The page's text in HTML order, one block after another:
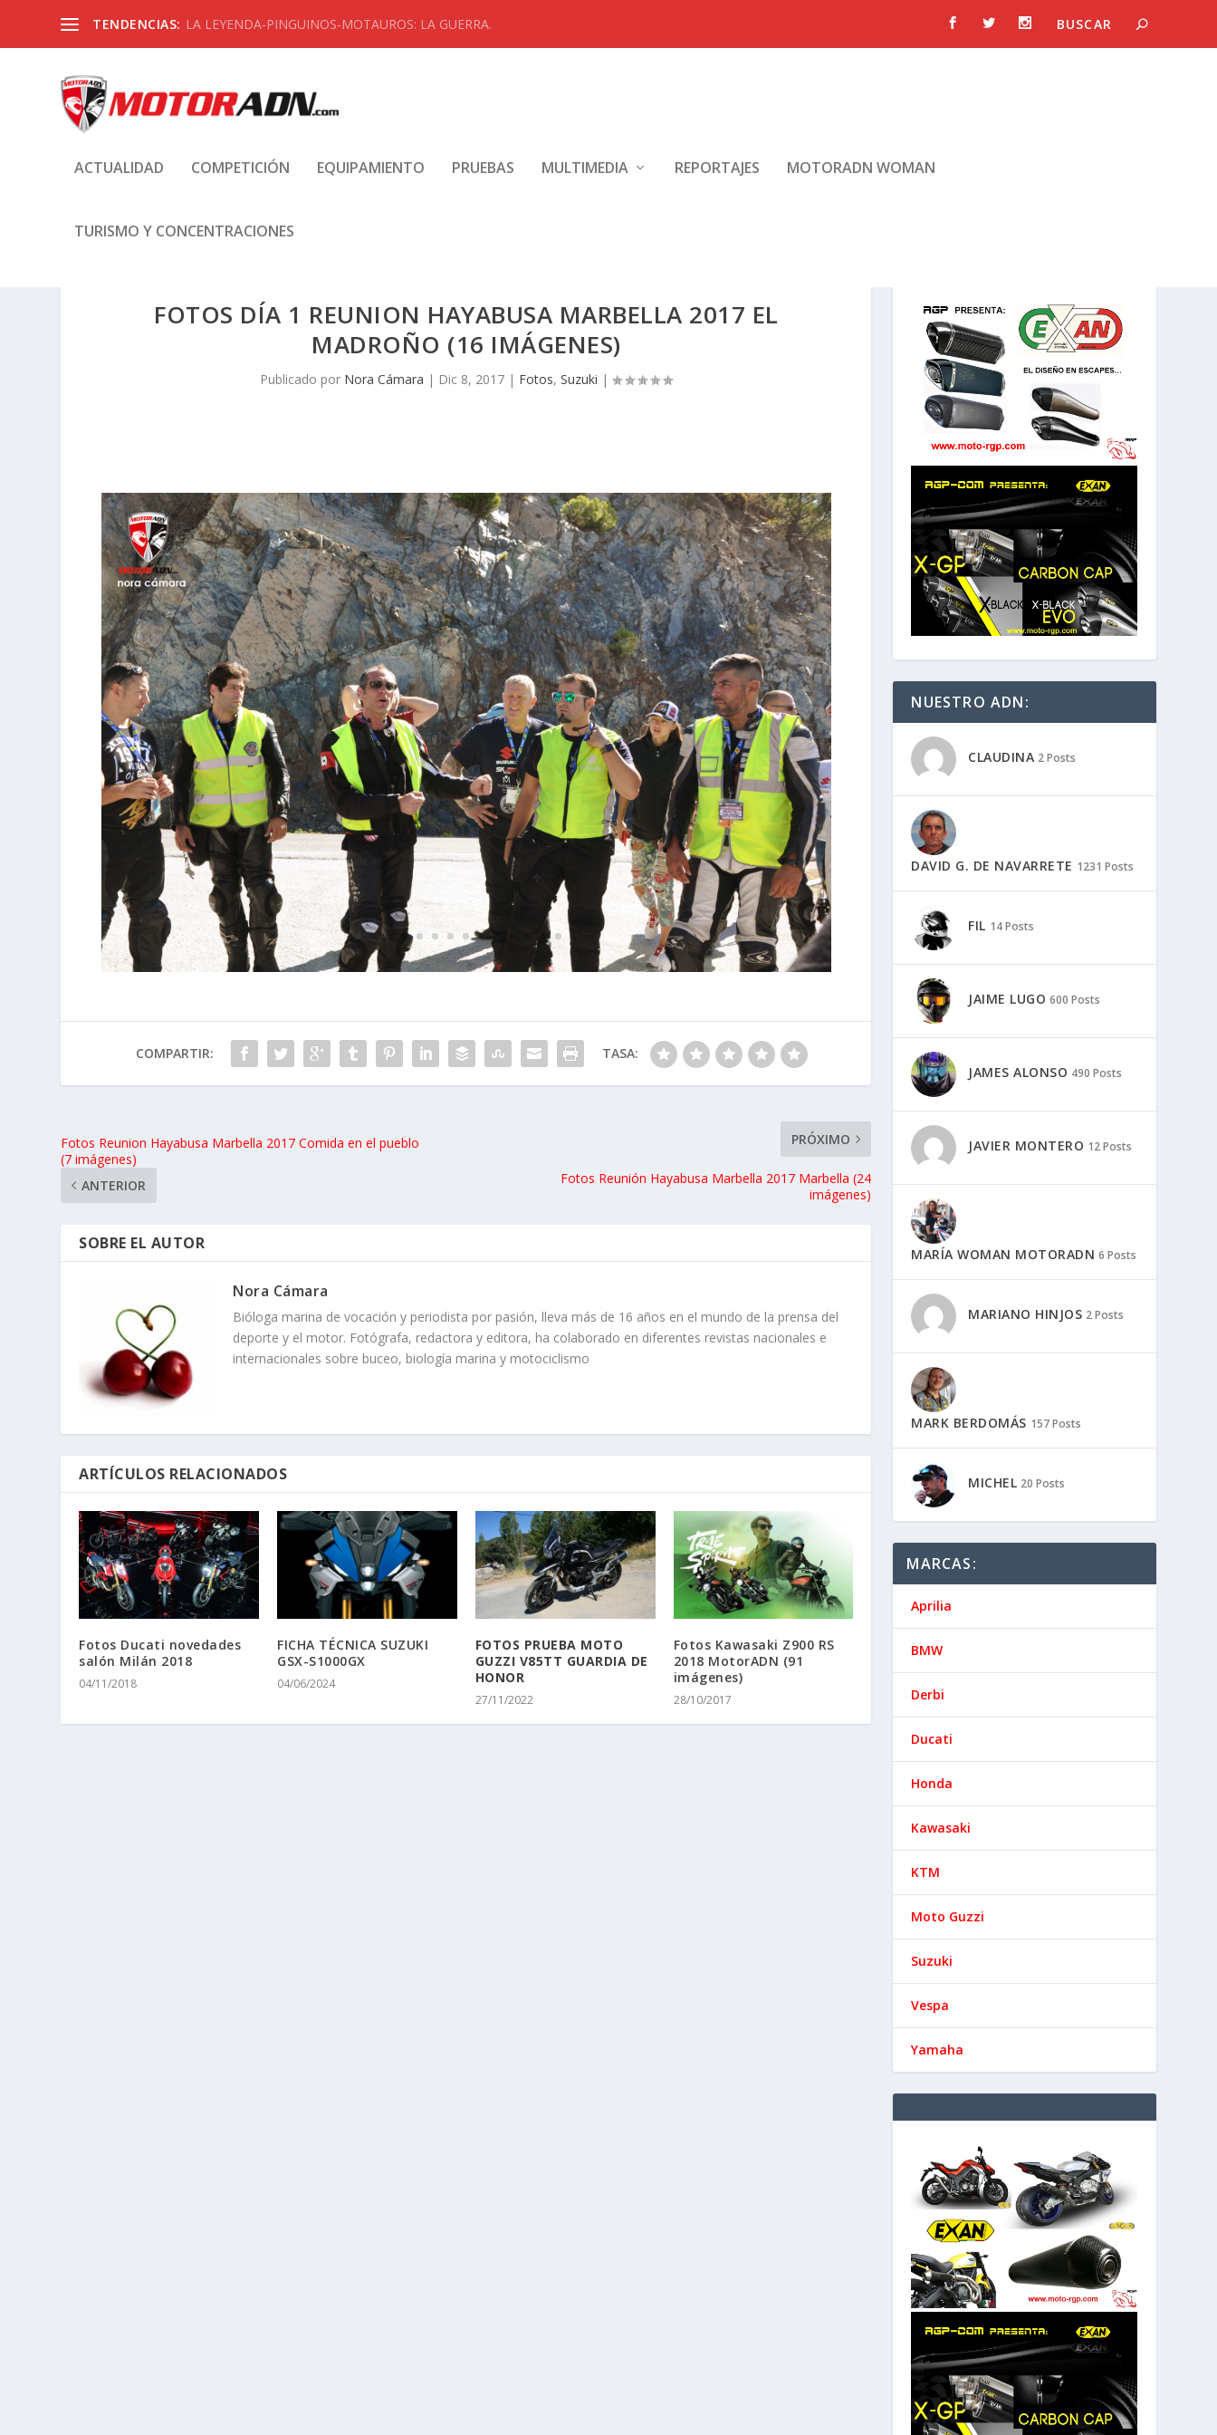
TENDENCIAS: LA LEYENDA-PINGUINOS-MOTAUROS: LA GUERRA.
ACTUALIDAD COMPETICIÓN EQUIPAMIENTO PRUEBAS MULTIMEDIA REPORTAJES MOTORADN WOMAN
TURISMO Y CONCENTRACIONES
FOTOS DÍA 1 REUNION HAYABUSA MARBELLA 2017 EL
MADROÑO (16 IMÁGENES)
Publicado por Nora Cámara | Dic 8, 2017 | Fotos,Suzuki |
COMPARTIR: TASA:
Fotos Reunion Hayabusa Marbella 2017 Comida en el pueblo
(7 imágenes)
ANTERIOR
PRÓXIMO
Fotos Reunión Hayabusa Marbella 2017 Marbella (24
imágenes)
SOBRE EL AUTOR
Nora Cámara
Bióloga marina de vocación y periodista por pasión, lleva más de 16 años en el mundo de la prensa del
deporte y el motor. Fotógrafa, redactora y editora, ha colaborado en diferentes revistas nacionales e
internacionales sobre buceo, biología marina y motociclismo
ARTÍCULOS RELACIONADOS
Fotos Ducati novedades
salón Milán 2018
04/11/2018
FICHA TÉCNICA SUZUKI
GSX-S1000GX
04/06/2024
FOTOS PRUEBA MOTO
GUZZI V85TT GUARDIA DE
HONOR
27/11/2022
Fotos Kawasaki Z900 RS
2018 MotorADN (91
imágenes)
28/10/2017
NUESTRO ADN:
CLAUDINA 2 Posts
DAVID G. DE NAVARRETE 1231 Posts
FIL 14 Posts
JAIME LUGO 600 Posts
JAMES ALONSO 490 Posts
JAVIER MONTERO 12 Posts
MARÍA WOMAN MOTORADN 6 Posts
MARIANO HINJOS 2 Posts
MARK BERDOMÁS 157 Posts
MICHEL 20 Posts
MARCAS:
Aprilia
BMW
Derbi
Ducati
Honda
Kawasaki
KTM
Moto Guzzi
Suzuki
Vespa
Yamaha